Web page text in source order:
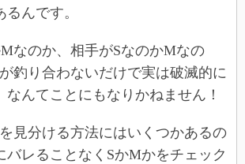
んです。
なのか、相手がSなのかMなの
釣り合わないだけで実は破滅的に
んてことにもなりかねません！
見分ける方法にはいくつかあるの
バレることなくSかMかをチェック